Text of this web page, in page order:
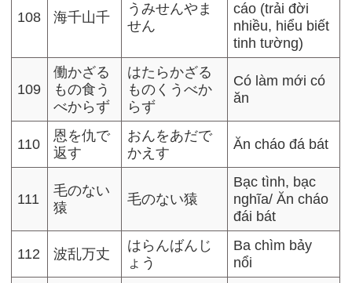
108 海千山千
うみせんやま
せん
cáo (trải đời
nhiều, hiểu biết
tinh tường)
109
働かざる
もの食う
べからず
はたらかざる
ものくうべか
らず
Có làm mới có
ăn
110
恩を仇で
返す
おんをあだで
かえす
Ăn cháo đá bát
111
毛のない
猿
毛のない猿
Bạc tình, bạc
nghĩa/ Ăn cháo
đái bát
112 波乱万丈
はらんばんじ
ょう
Ba chìm bảy
nổi